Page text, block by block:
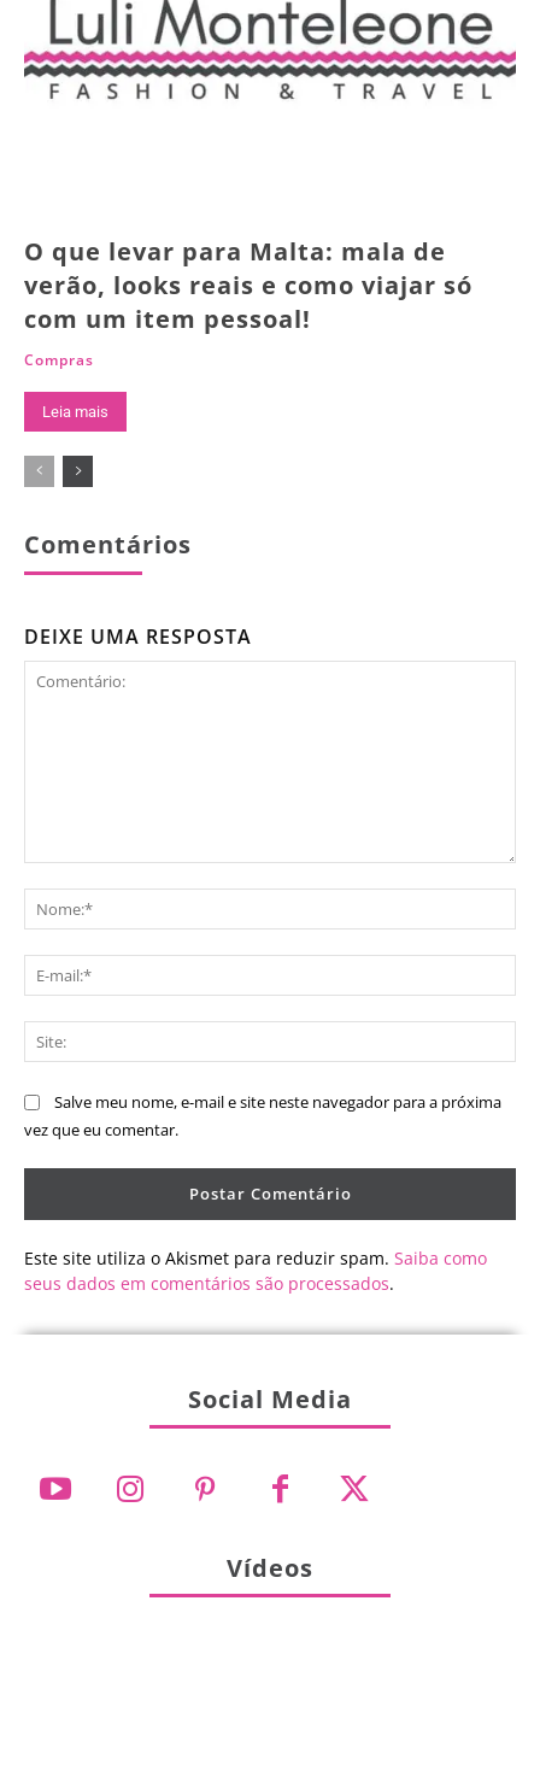
O que levar para Malta: mala de
verão, looks reais e como viajar só
com um item pessoal!
Compras
Leia mais
Comentários
DEIXE UMA RESPOSTA
Salve meu nome, e-mail e site neste navegador para a próxima
vez que eu comentar.
Este site utiliza o Akismet para reduzir spam. Saiba como
seus dados em comentários são processados.
Social Media
Vídeos